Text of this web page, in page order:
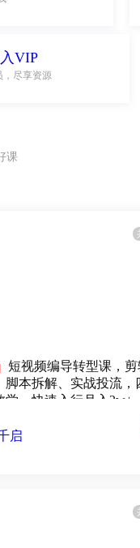
VIP
，尽享资源
课
短视频编导转型课，剪
脚本拆解、实战投流，
学，快速入行月入2w+
启